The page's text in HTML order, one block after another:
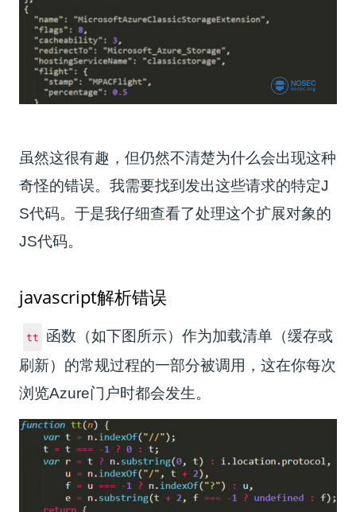
虽然这很有趣，但仍然不清楚为什么会出现这种
奇怪的错误。我需要找到发出这些请求的特定J
S代码。于是我仔细查看了处理这个扩展对象的
JS代码。
javascript解析错误
tt
函数（如下图所示）作为加载清单（缓存或
刷新）的常规过程的一部分被调用，这在你每次
浏览Azure门户时都会发生。